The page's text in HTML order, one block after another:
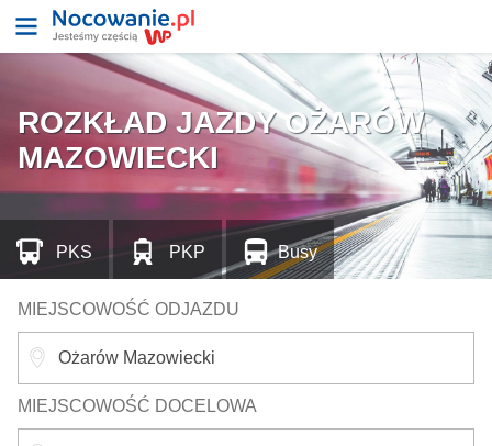
ROZKŁAD JAZDY OŻARÓW
MAZOWIECKI
MIEJSCOWOŚĆ ODJAZDU
MIEJSCOWOŚĆ DOCELOWA
PKS PKP Busy